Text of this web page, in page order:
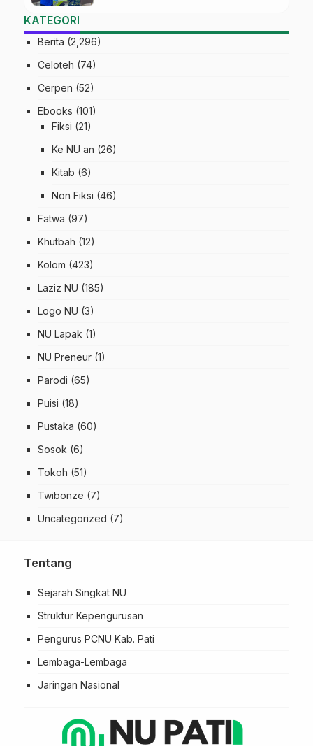
KATEGORI
Berita (2,296)
Celoteh (74)
Cerpen (52)
Ebooks (101)
Fiksi (21)
Ke NU an (26)
Kitab (6)
Non Fiksi (46)
Fatwa (97)
Khutbah (12)
Kolom (423)
Laziz NU (185)
Logo NU (3)
NU Lapak (1)
NU Preneur (1)
Parodi (65)
Puisi (18)
Pustaka (60)
Sosok (6)
Tokoh (51)
Twibonze (7)
Uncategorized (7)
Tentang
Sejarah Singkat NU
Struktur Kepengurusan
Pengurus PCNU Kab. Pati
Lembaga-Lembaga
Jaringan Nasional